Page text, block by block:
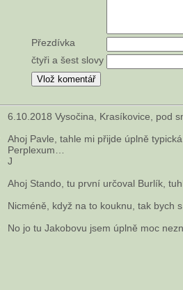
Přezdívka
čtyři a šest slovy
6.10.2018 Vysočina, Krasíkovice, pod
Ahoj Pavle, tahle mi přijde úplně
Perplexum…
J
Ahoj Stando, tu první určoval Burlík,
Nicméně, když na to kouknu, tak bych
No jo tu Jakobovu jsem úplně moc